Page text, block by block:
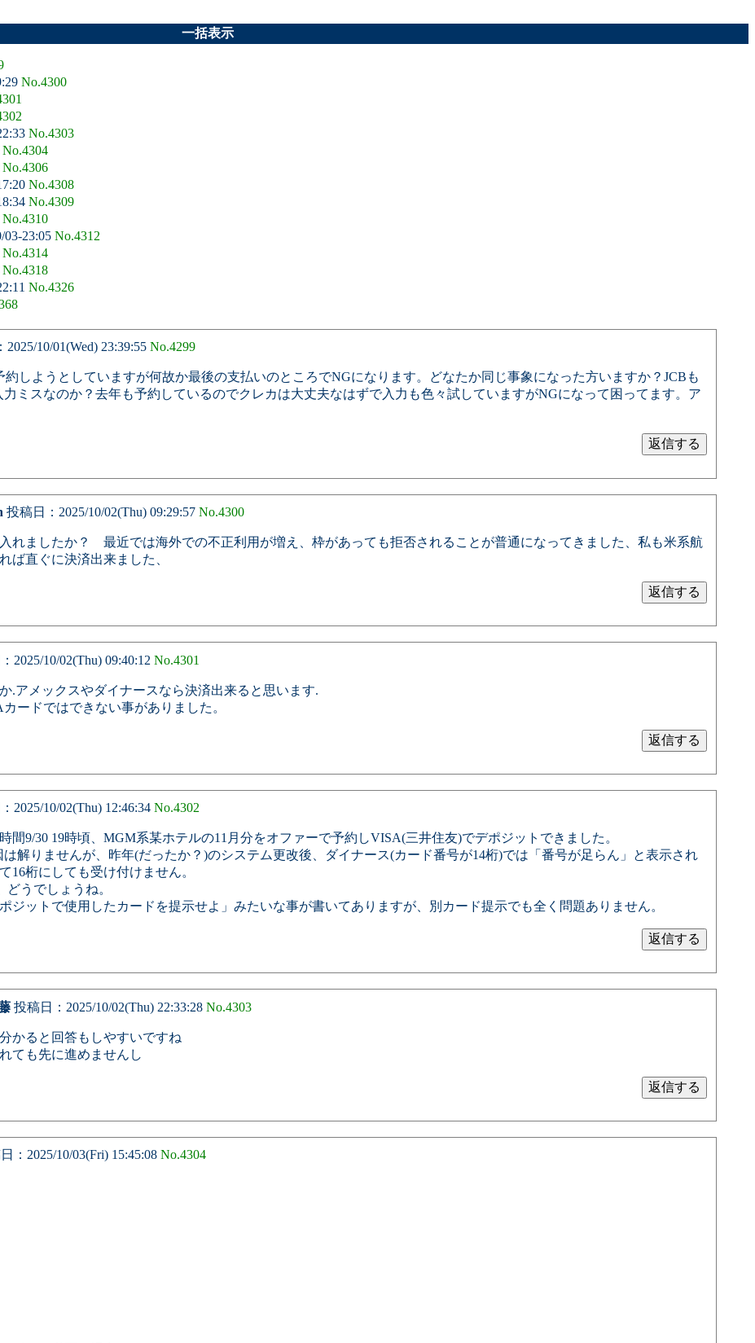
一括表示
No.4300
No.4303
No.4304
No.4306
No.4308
No.4309
No.4310
03-23:05 No.4312
No.4314
No.4318
No.4326
10/01(Wed) 23:39:55 No.4299
しようとしていますが何故か最後の支払いのところでNGになります。どなたか同じ事象になった方いますか？JCBも
ミスなのか？去年も予約しているのでクレカは大丈夫なはずで入力も色々試していますがNGになって困ってます。ア
投稿日：2025/10/02(Thu) 09:29:57 No.4300
れましたか？ 最近では海外での不正利用が増え、枠があっても拒否されることが普通になってきました、私も米系航
ば直ぐに決済出来ました、
2025/10/02(Thu) 09:40:12 No.4301
.アメックスやダイナースなら決済出来ると思います.
ードではできない事がありました。
2025/10/02(Thu) 12:46:34 No.4302
間9/30 19時頃、MGM系某ホテルの11月分をオファーで予約しVISA(三井住友)でデポジットできました。
解りませんが、昨年(だったか？)のシステム更改後、ダイナース(カード番号が14桁)では「番号が足らん」と表示され
16桁にしても受け付けません。
うでしょうね。
ジットで使用したカードを提示せよ」みたいな事が書いてありますが、別カード提示でも全く問題ありません。
投稿日：2025/10/02(Thu) 22:33:28 No.4303
かると回答もしやすいですね
ても先に進めませんし
：2025/10/03(Fri) 15:45:08 No.4304